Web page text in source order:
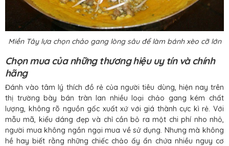
Miền Tây lựa chọn chảo gang lòng sâu để làm bánh xèo cỡ lớn
Chọn mua của những thương hiệu uy tín và chính
hãng
Đánh vào tâm lý thích đồ rẻ của người tiêu dùng, hiện nay trên
thị trường bày bán tràn lan nhiều loại chảo gang kém chất
lượng, không rõ nguồn gốc xuất xứ với giá thành cực kì rẻ. Với
mẫu mã, kiểu dáng đẹp và chỉ cần bỏ ra một chi phí nho nhỏ,
người mua không ngần ngại mua về sử dụng. Nhưng mà không
hề hay biết rằng những chiếc chảo ấy ẩn chứa nhiều nguy cơ